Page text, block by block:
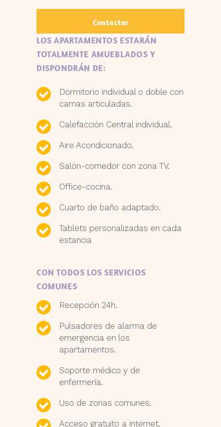
Contactar
LOS APARTAMENTOS ESTARÁN
TOTALMENTE AMUEBLADOS Y
DISPONDRÁN DE:
Dormitorio individual o doble con
camas articuladas.
Calefacción Central individual.
Aire Acondicionado.
Salón-comedor con zona TV.
Office-cocina.
Cuarto de baño adaptado.
Tablets personalizadas en cada
estancia
CON TODOS LOS SERVICIOS
COMUNES
Recepción 24h.
Pulsadores de alarma de
emergencia en los
apartamentos.
Soporte médico y de
enfermería.
Uso de zonas comunes.
Acceso gratuito a internet.